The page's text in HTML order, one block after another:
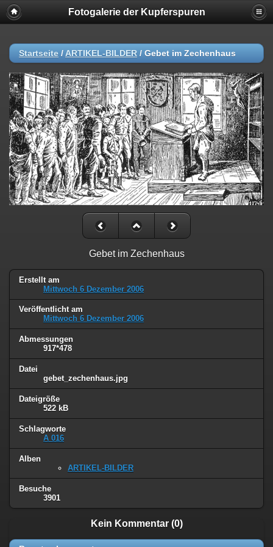
Fotogalerie der Kupferspuren
Startseite / ARTIKEL-BILDER / Gebet im Zechenhaus
Gebet im Zechenhaus
Erstellt am
Mittwoch 6 Dezember 2006
Veröffentlicht am
Mittwoch 6 Dezember 2006
Abmessungen
917*478
Datei
gebet_zechenhaus.jpg
Dateigröße
522 kB
Schlagworte
A 016
Alben
ARTIKEL-BILDER
Besuche
3901
Kein Kommentar (0)